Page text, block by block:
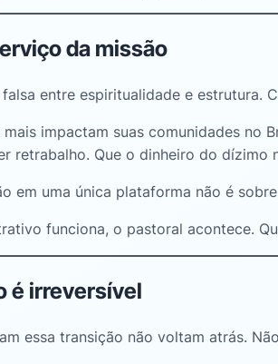
da missão
entre espiritualidade e
mais impactam suas comunidades
retrabalho. Que o dinheiro do
em uma única plataforma não é
funciona, o pastoral acontece.
é irreversível
essa transição não voltam atrás.